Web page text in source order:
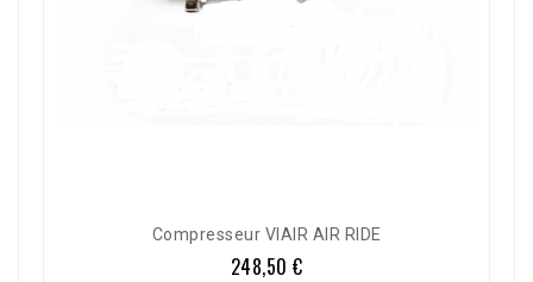
Compresseur VIAIR AIR RIDE
Prix
248,50 €